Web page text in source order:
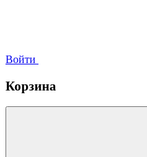
Войти
Корзина